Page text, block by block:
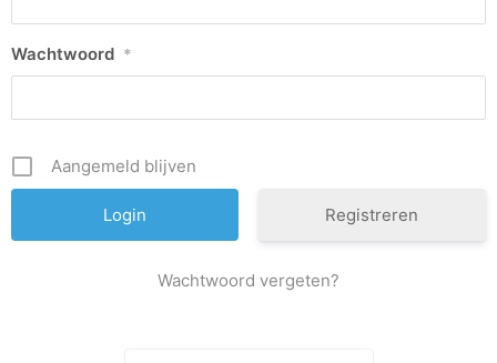
Wachtwoord *
Aangemeld blijven
Registreren
Wachtwoord vergeten?